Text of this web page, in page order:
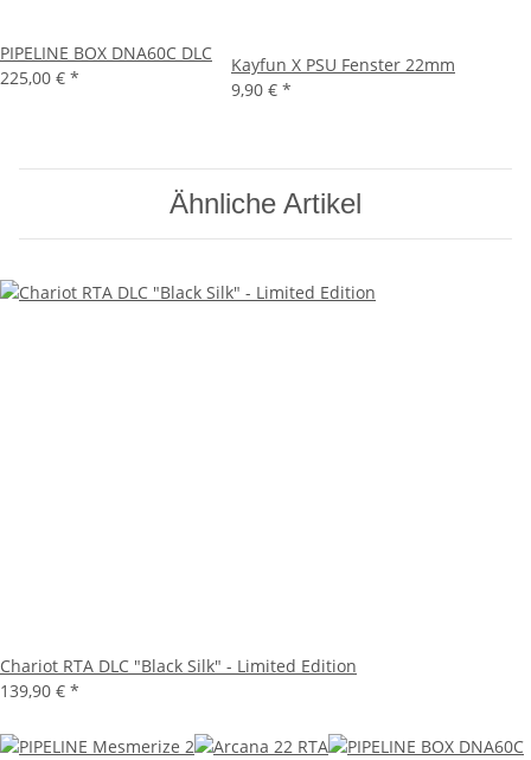
PIPELINE BOX DNA60C DLC
225,00 € *
Kayfun X PSU Fenster 22mm
9,90 € *
Ähnliche Artikel
Chariot RTA DLC "Black Silk" - Limited Edition
139,90 € *